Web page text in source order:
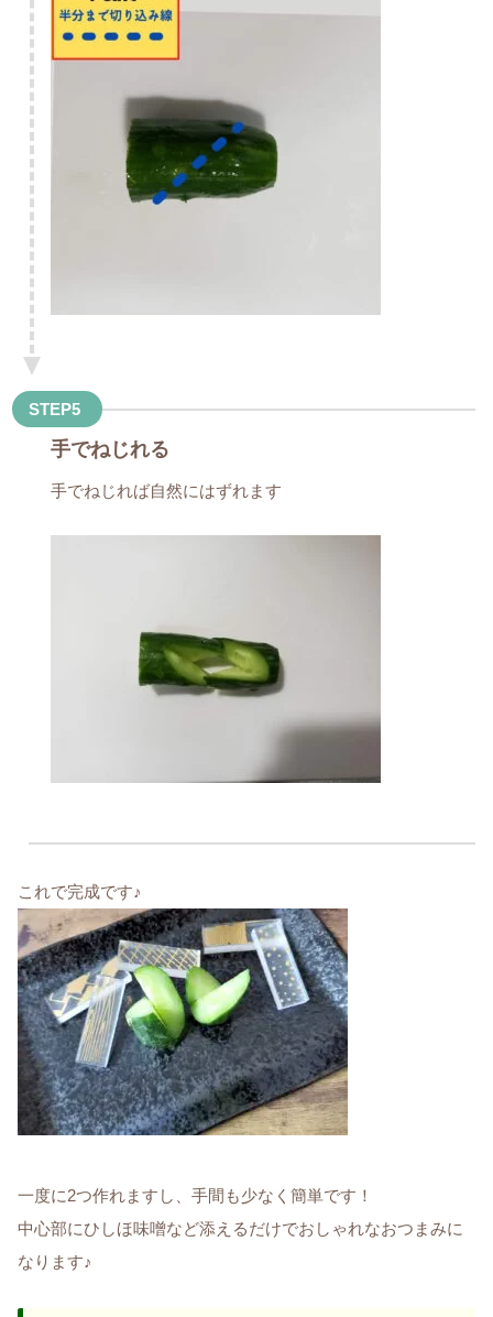
STEP5
手でねじれる
手でねじれば自然にはずれます
これで完成です♪
一度に2つ作れますし、手間も少なく簡単です！
中心部にひしほ味噌など添えるだけでおしゃれなおつまみに
なります♪